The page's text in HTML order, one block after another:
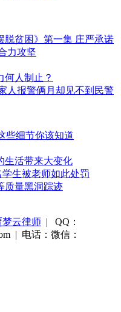
脱贫困》第一集 庄严承诺
力攻坚
何人制止？
人报警俩月却见不到民警
些细节你该知道
生活带来大变化
生被老师如此处罚
质量黑洞踪迹
梦云律师 | QQ：
| 电话：微信：